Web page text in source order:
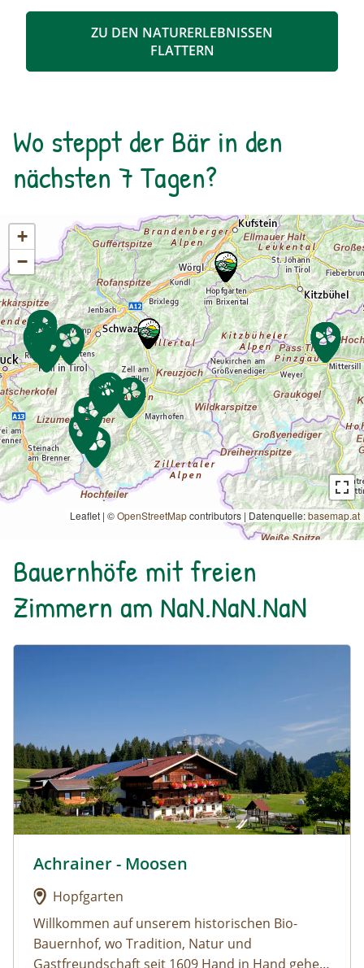
mit Blick über den Talschluss mit seinen
ZU DEN NATURERLEBNISSEN
FLATTERN
Wo steppt der Bär in den
nächsten 7 Tagen?
+
−
Leaflet | ©OpenStreetMapcontributors | Datenquelle:basemap.at
Bauernhöfe mit freien
Zimmern am NaN.NaN.NaN
Urlaub am Bauernhof: Achrainer - Moosen
Achrainer - Moosen
Hopfgarten
Willkommen auf unserem historischen Bio-
Bauernhof, wo Tradition, Natur und
Gastfreundschaft seit 1609 Hand in Hand gehen.